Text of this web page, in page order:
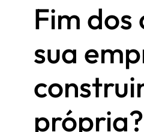
Fim dos
sua
própria?